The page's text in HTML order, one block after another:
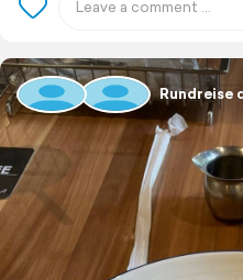
Rundreise